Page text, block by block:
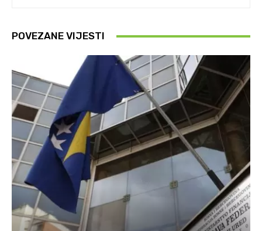
POVEZANE VIJESTI